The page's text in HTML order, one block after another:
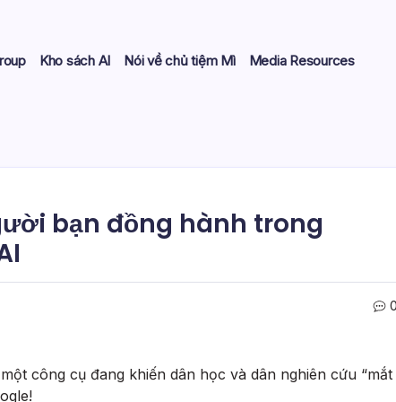
Kho sách AI Nói về chủ tiệm Mì Media Resources
bạn đồng hành trong
0
công cụ đang khiến dân học và dân nghiên cứu “mắt